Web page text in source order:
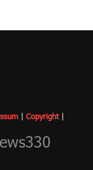
| Copyright|